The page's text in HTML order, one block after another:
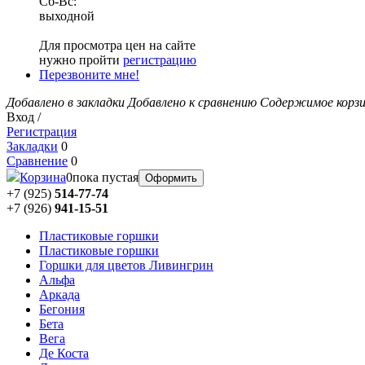
выходной
Для просмотра цен на сайте
нужно пройти регистрацию
Перезвоните мне!
Добавлено в закладки Добавлено к сравнению Содержимое
Вход /
Регистрация
Закладки 0
Сравнение 0
Корзина0пока пустая Оформить
+7 (925) 514-77-74
+7 (926) 941-15-51
Пластиковые горшки
Пластиковые горшки
Горшки для цветов Ливингрин
Альфа
Аркада
Бегония
Бета
Вега
Де Коста